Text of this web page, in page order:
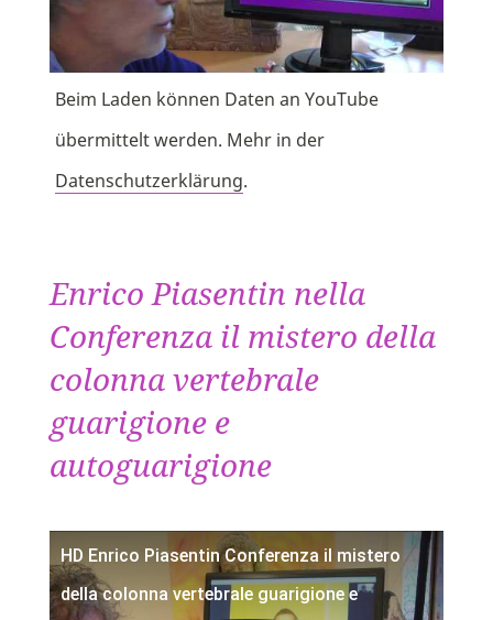
Beim Laden können Daten an YouTube
übermittelt werden. Mehr in der
Datenschutzerklärung.
Enrico Piasentin nella
Conferenza il mistero della
colonna vertebrale
guarigione e
autoguarigione
HD Enrico Piasentin Conferenza il mistero
della colonna vertebrale guarigione e